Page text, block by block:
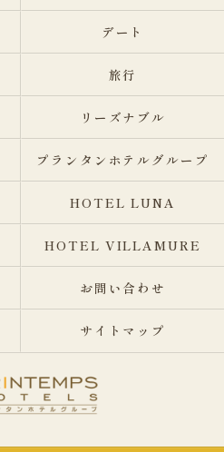
デート
旅行
リーズナブル
プランタンホテルグループ
HOTEL LUNA
HOTEL VILLAMURE
お問い合わせ
サイトマップ